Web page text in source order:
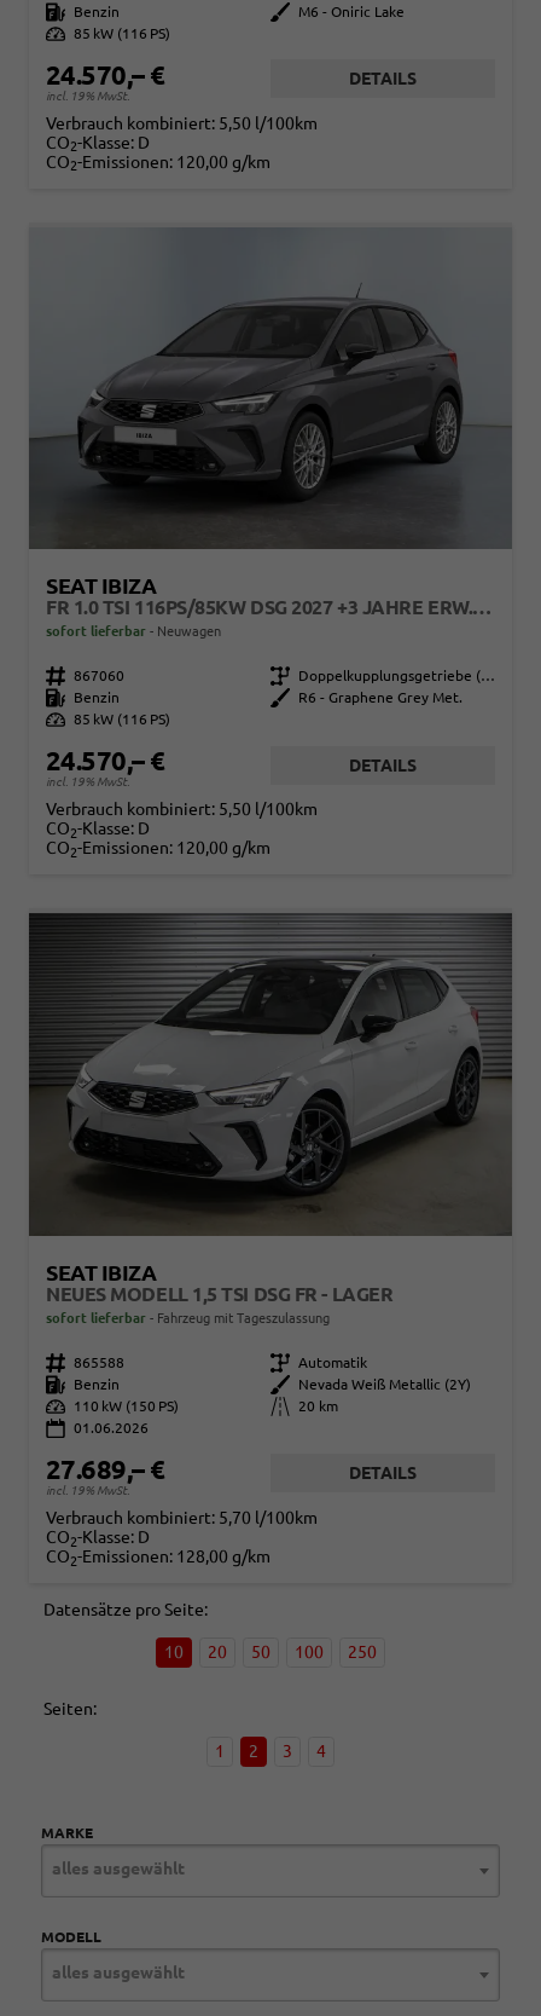
Kraftstoff Benzin Außenfarbe
M6 - Oniric Lake
Leistung 85 kW (116 PS)
24.570,– €
incl. 19% MwSt.
DETAILS
Verbrauch kombiniert: 5,50 l/100km
CO2-Klasse: D
CO2-Emissionen: 120,00 g/km
SEAT IBIZA
FR 1.0 TSI 116PS/85KW DSG 2027 +3 JAHRE ERW. GARANTIE+18" ALU PERFORMANCE+KESSY+FULL LED+SAFE&DRIVING XL+ANHÄNGER VORBEREITUNG+10,25" DIGITAL COCKPIT
sofort lieferbar Neuwagen
Fahrzeugnr. 867060 Getriebe
Doppelkupplungsgetriebe (DSG)
Kraftstoff
Benzin Außenfarbe
R6 - Graphene Grey Met.
Leistung 85 kW (116 PS)
24.570,– €
incl. 19% MwSt.
DETAILS
Verbrauch kombiniert: 5,50 l/100km
CO2-Klasse: D
CO2-Emissionen: 120,00 g/km
SEAT IBIZA
NEUES MODELL 1,5 TSI DSG FR - LAGER
sofort lieferbar Fahrzeug mit Tageszulassung
Fahrzeugnr. 865588 Getriebe Automatik
Kraftstoff
Benzin Außenfarbe
Nevada Weiß Metallic (2Y)
Leistung
110 kW (150 PS) Kilometerstand
20 km
01.06.2026
27.689,– €
incl. 19% MwSt.
DETAILS
Verbrauch kombiniert: 5,70 l/100km
CO2-Klasse: D
CO2-Emissionen: 128,00 g/km
Datensätze pro Seite:
10 20 50 100 250
Seiten:
1 2 3 4
MARKE
alles ausgewählt
MODELL
alles ausgewählt